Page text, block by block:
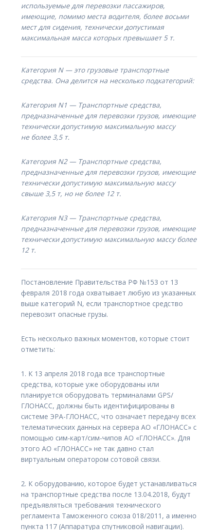
используемые для перевозки пассажиров,
имеющие, помимо места водителя, более восьми
мест для сидения, технически допустимая
максимальная масса которых превышает 5 т.
Категория N — это грузовые транспортные
средства. Она делится на несколько подкатегорий:
Категория N1 — Транспортные средства,
предназначенные для перевозки грузов, имеющие
технически допустимую максимальную массу
не более 3,5 т.
Категория N2 — Транспортные средства,
предназначенные для перевозки грузов, имеющие
технически допустимую максимальную массу
свыше 3,5 т, но не более 12 т.
Категория N3 — Транспортные средства,
предназначенные для перевозки грузов, имеющие
технически допустимую максимальную массу более
12 т.
Постановление Правительства РФ №153 от 13
февраля 2018 года охватывает любую из указанных
выше категорий N, если транспортное средство
перевозит опасные грузы.
Есть несколько важных моментов, которые стоит
отметить:
1. К 13 апреля 2018 года все транспортные
средства, которые уже оборудованы или
планируется оборудовать терминалами GPS/
ГЛОНАСС, должны быть идентифицированы в
системе ЭРА-ГЛОНАСС, что означает передачу всех
телематических данных на сервера АО «ГЛОНАСС» с
помощью сим-карт/сим-чипов АО «ГЛОНАСС». Для
этого АО «ГЛОНАСС» не так давно стал
виртуальным оператором сотовой связи.
2. К оборудованию, которое будет устанавливаться
на транспортные средства после 13.04.2018, будут
предъявляться требования технического
регламента Таможенного союза 018/2011, а именно
пункта 117 (Аппаратура спутниковой навигации).